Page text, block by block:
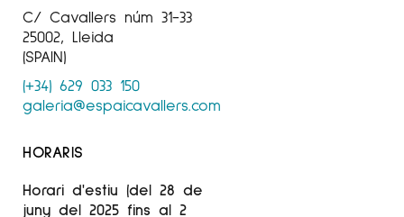
C/ Cavallers núm 31-33
25002, Lleida
(SPAIN)
(+34) 629 033 150
galeria@espaicavallers.com
HORARIS
Horari d'estiu (del 28 de
juny del 2025 fins al 2